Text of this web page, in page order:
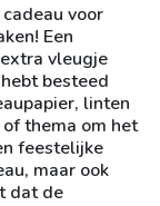
voor
Een
vleugje
besteed
linten
thema om het
feestelijke
maar ook
dat de